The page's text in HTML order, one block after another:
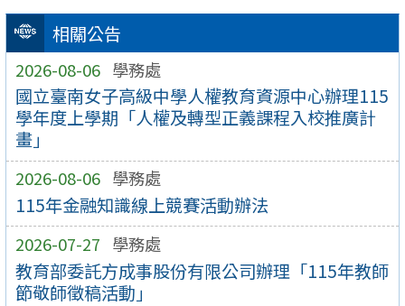
相關公告
2026-08-06 學務處
國立臺南女子高級中學人權教育資源中心辦理115
學年度上學期「人權及轉型正義課程入校推廣計
畫」
2026-08-06 學務處
115年金融知識線上競賽活動辦法
2026-07-27 學務處
教育部委託方成事股份有限公司辦理「115年教師
節敬師徵稿活動」